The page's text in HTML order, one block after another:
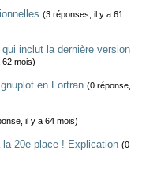
(3 réponses, il y a 61
inclut la dernière version
mois)
en Fortran (0 réponse,
il y a 64 mois)
20e place ! Explication (0